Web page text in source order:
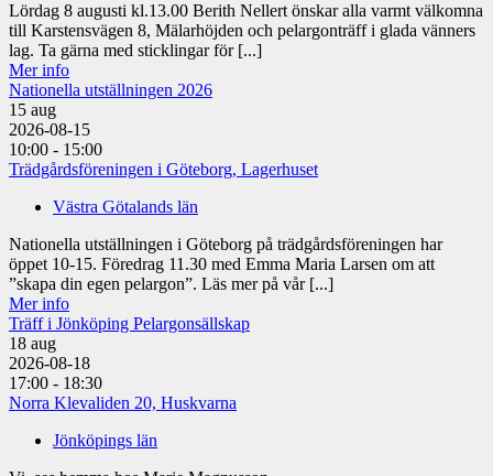
Lördag 8 augusti kl.13.00 Berith Nellert önskar alla varmt välkomna
till Karstensvägen 8, Mälarhöjden och pelargonträff i glada vänners
lag. Ta gärna med sticklingar för [...]
Mer info
Nationella utställningen 2026
15 aug
2026-08-15
10:00 - 15:00
Trädgårdsföreningen i Göteborg, Lagerhuset
Västra Götalands län
Nationella utställningen i Göteborg på trädgårdsföreningen har
öppet 10-15. Föredrag 11.30 med Emma Maria Larsen om att
”skapa din egen pelargon”. Läs mer på vår [...]
Mer info
Träff i Jönköping Pelargonsällskap
18 aug
2026-08-18
17:00 - 18:30
Norra Klevaliden 20, Huskvarna
Jönköpings län